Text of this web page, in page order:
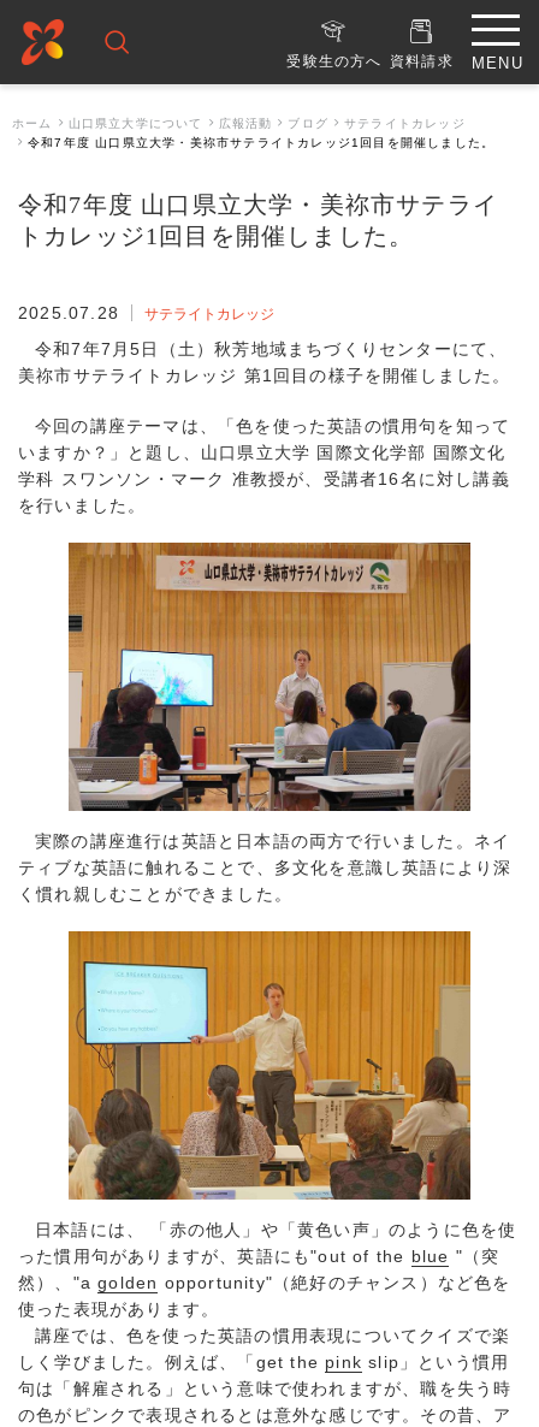
受験生の方へ 資料請求
ホーム 山口県立大学について 広報活動 ブログ
サテライトカレッジ
令和7年度 山口県立大学・美祢市サテライトカレッジ1回目を開催しました。
令和7年度 山口県立大学・美祢市サテライ
トカレッジ1回目を開催しました。
2025.07.28 サテライトカレッジ
令和7年7月5日（土）秋芳地域まちづくりセンターにて、
美祢市サテライトカレッジ 第1回目の様子を開催しました。
今回の講座テーマは、「色を使った英語の慣用句を知って
いますか？」と題し、山口県立大学 国際文化学部 国際文化
学科 スワンソン・マーク 准教授が、受講者16名に対し講義
を行いました。
実際の講座進行は英語と日本語の両方で行いました。ネイ
ティブな英語に触れることで、多文化を意識し英語により深
く慣れ親しむことができました。
日本語には、 「赤の他人」や「黄色い声」のように色を使
った慣用句がありますが、英語にも"out of the blue "（突
然）、"agolden opportunity"（絶好のチャンス）など色を
使った表現があります。
講座では、色を使った英語の慣用表現についてクイズで楽
しく学びました。例えば、「get the pink slip」という慣用
句は「解雇される」という意味で使われますが、職を失う時
の色がピンクで表現されるとは意外な感じです。その昔、ア